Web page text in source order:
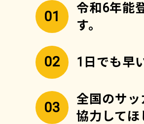
01
令和6年能
す。
02 1日でも早
03
全国のサ
協力してほ